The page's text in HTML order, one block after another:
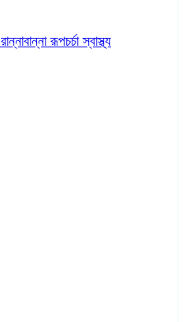
রান্নাবান্নারূপচর্চাস্বাস্থ্য